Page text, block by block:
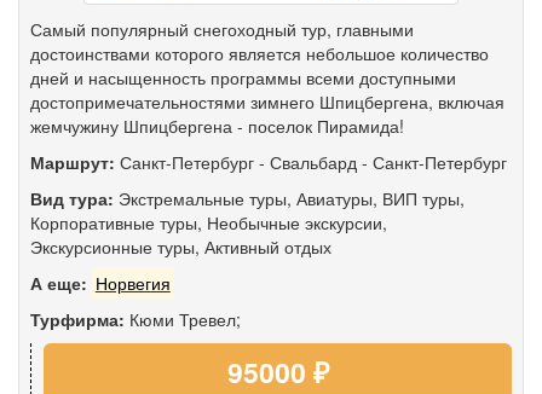
Самый популярный снегоходный тур, главными
достоинствами которого является небольшое количество
дней и насыщенность программы всеми доступными
достопримечательностями зимнего Шпицбергена, включая
жемчужину Шпицбергена - поселок Пирамида!
Маршрут: Санкт-Петербург - Свальбард - Санкт-Петербург
Вид тура: Экстремальные туры, Авиатуры, ВИП туры,
Корпоративные туры, Необычные экскурсии,
Экскурсионные туры, Активный отдых
А еще: Норвегия
Турфирма: Кюми Тревел;
95000 ₽